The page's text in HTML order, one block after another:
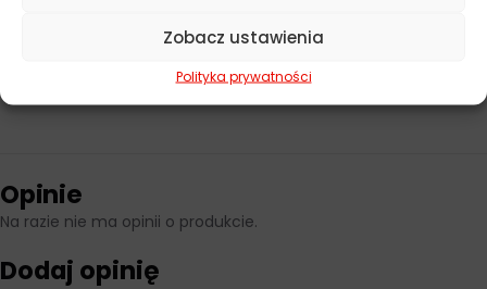
Zobacz ustawienia
Polityka prywatności
Opinie
Na razie nie ma opinii o produkcie.
Dodaj opinię